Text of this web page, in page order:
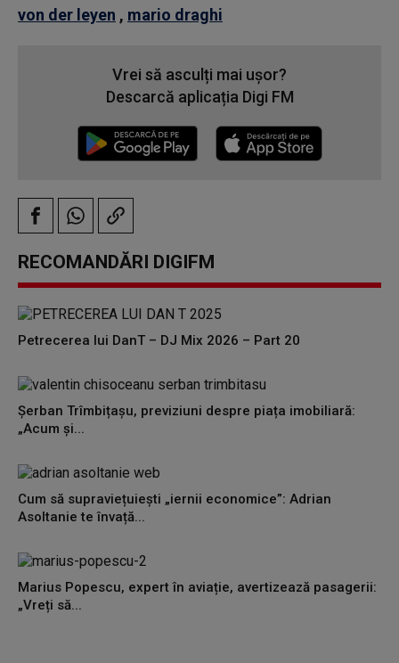
von der leyen , mario draghi
Vrei să asculți mai ușor?
Descarcă aplicația Digi FM
RECOMANDĂRI DIGIFM
Petrecerea lui DanT – DJ Mix 2026 – Part 20
Șerban Trîmbițașu, previziuni despre piața imobiliară:
„Acum și...
Cum să supraviețuiești „iernii economice”: Adrian
Asoltanie te învață...
Marius Popescu, expert în aviație, avertizează pasagerii:
„Vreți să...